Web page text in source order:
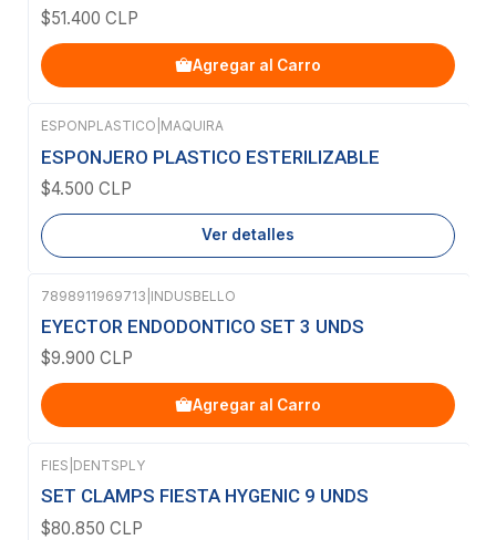
$51.400 CLP
Agregar al Carro
Agotado
ESPONPLASTICO MAQUIRA
ESPONJERO PLASTICO ESTERILIZABLE
$4.500 CLP
Ver detalles
7898911969713 INDUSBELLO
EYECTOR ENDODONTICO SET 3 UNDS
$9.900 CLP
Agregar al Carro
FIES DENTSPLY
SET CLAMPS FIESTA HYGENIC 9 UNDS
$80.850 CLP